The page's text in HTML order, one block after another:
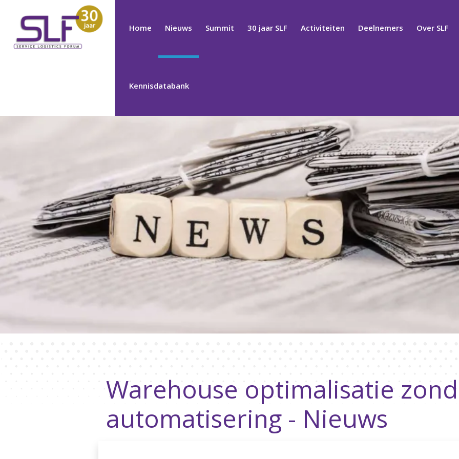
Home Nieuws Summit 30 jaar SLF Activiteiten Deelnemers Over SLF
Kennisdatabank
Warehouse optimalisatie
automatisering - Nieuws